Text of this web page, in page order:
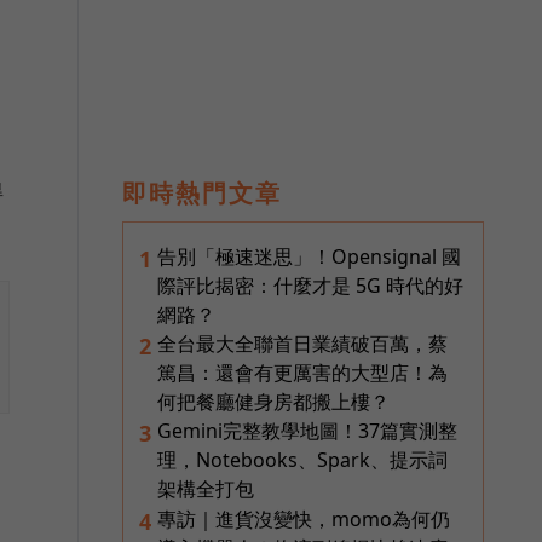
即時熱門文章
1 告別「極速迷思」！Opensignal 國
際評比揭密：什麼才是 5G 時代的好
網路？
2 全台最大全聯首日業績破百萬，蔡
篤昌：還會有更厲害的大型店！為
何把餐廳健身房都搬上樓？
3 Gemini完整教學地圖！37篇實測整
理，Notebooks、Spark、提示詞
架構全打包
4 專訪｜進貨沒變快，momo為何仍